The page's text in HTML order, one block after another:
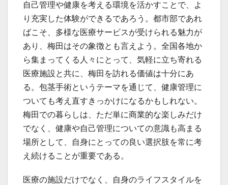
自己管理や健康を考える環境を活かすことで、よ
り充実した体験ができるであろう。都市部であれ
ばこそ、多様な医療サービスが受けられる魅力が
あり、梅田はその象徴とも言えよう。全国各地か
ら集まってくる人々にとって、気軽に立ち寄れる
医療施設と共に、梅田を訪れる価値は十分にあ
る。包茎手術というテーマを通じて、健康管理に
ついても考え直すきっかけになるかもしれない。
梅田での暮らしは、ただ単に商業的な楽しみだけ
でなく、健康や自己管理についての意識も高まる
場所として、自身にとっての良い選択肢を常に考
え続けることが重要である。
医療の施設だけでなく、自身のライフスタイルを